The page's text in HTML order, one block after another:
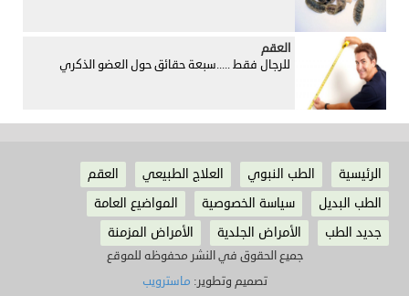
العقم
للرجال فقط .....سبعة حقائق حول العضو الذكري
الرئيسية الطب النبوي العلاج الطبيعي
العقم
الطب البديل
سياسة الخصوصية
المواضيع العامة
جديد الطب
الأمراض الجلدية الأمراض المزمنة
جميع الحقوق في النشر محفوظه للموقع
تصميم وتطوير: ماسترويب